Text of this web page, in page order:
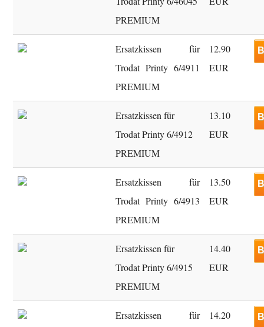
PREMIUM
Ersatzkissen für
Trodat Printy 6/4911
PREMIUM
12.90
EUR
Ersatzkissen für
Trodat Printy 6/4912
PREMIUM
13.10
EUR
Ersatzkissen für
Trodat Printy 6/4913
PREMIUM
13.50
EUR
Ersatzkissen für
Trodat Printy 6/4915
PREMIUM
14.40
EUR
Ersatzkissen für
14.20